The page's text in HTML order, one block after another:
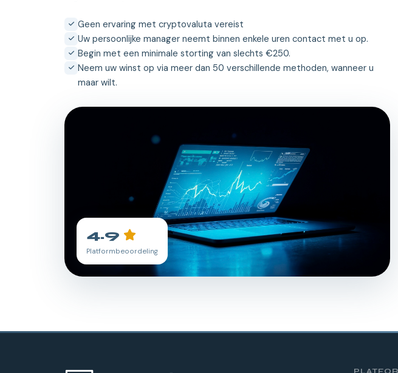
Geen ervaring met cryptovaluta vereist
Uw persoonlijke manager neemt binnen enkele uren contact met u op.
Begin met een minimale storting van slechts €250.
Neem uw winst op via meer dan 50 verschillende methoden, wanneer u
maar wilt.
4.9
Platformbeoordeling